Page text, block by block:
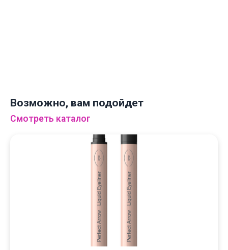
Возможно, вам подойдет
Смотреть каталог